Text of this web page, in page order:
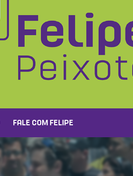
FALE COM FELIPE